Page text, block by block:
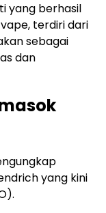
yang berhasil
terdiri dari
sebagai
dan
yang kini